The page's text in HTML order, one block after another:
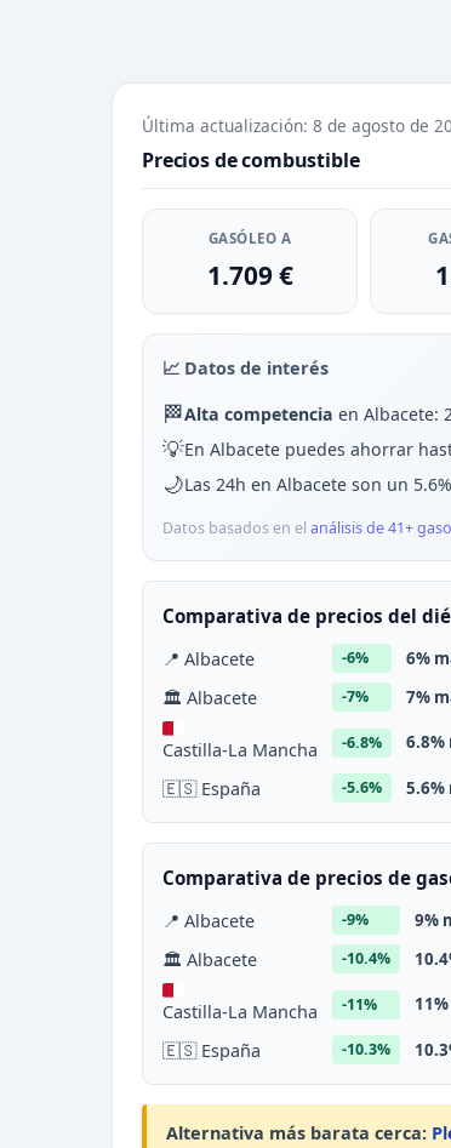
Última actualización: 8 de agosto de
Precios de combustible
GASÓLEO A
1.709 €
📈 Datos de interés
🏁Alta competencia en Albacete:
💡En Albacete puedes ahorrar
🌙Las 24h en Albacete son un
Datos basados en el análisis de 41+
Comparativa de precios del
📍 Albacete -6% 6%
🏛 Albacete -7% 7%
Castilla-La Mancha -6.8% 6.8%
🇪🇸 España -5.6% 5.6%
Comparativa de precios de
📍 Albacete -9% 9%
🏛 Albacete -10.4%
Castilla-La Mancha -11%
🇪🇸 España -10.3%
Alternativa más barata cerca: